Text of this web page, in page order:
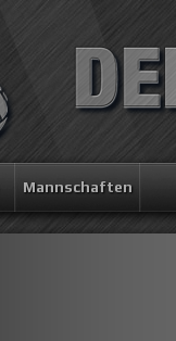
Mannschaften